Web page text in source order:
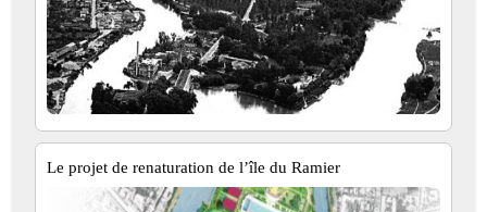
Le projet de renaturation de l’île du Ramier